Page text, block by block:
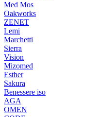
Med Mos
Oakworks
ZENET
Lemi
Marchetti
Sierra
Vision
Mizomed
Esther
Sakura
Benessere iso
AGA
OMEN